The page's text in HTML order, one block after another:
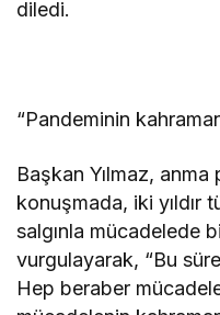
diledi.
“Pandeminin
Başkan Yılmaz, anma
konuşmada, iki yıldır
salgınla mücadelede
vurgulayarak, “Bu
Hep beraber